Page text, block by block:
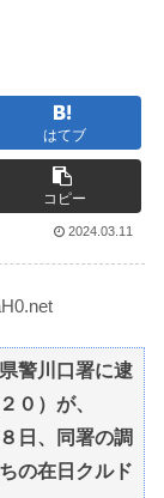
はてブ
コピー
2024.03.11
警川口署に逮
０）が、
日、同署の調
の在日クルド